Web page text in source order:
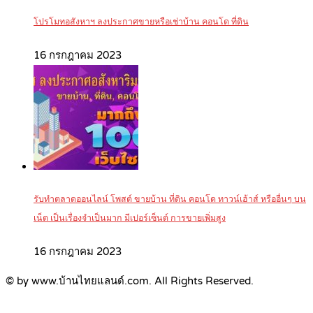
โปรโมทอสังหาฯ ลงประกาศขายหรือเช่าบ้าน คอนโด ที่ดิน
16 กรกฎาคม 2023
รับทำตลาดออนไลน์ โพสต์ ขายบ้าน ที่ดิน คอนโด ทาวน์เฮ้าส์ หรืออื่นๆ บน
เน็ต เป็นเรื่องจำเป็นมาก มีเปอร์เซ็นต์ การขายเพิ่มสูง
16 กรกฎาคม 2023
© by www.บ้านไทยแลนด์.com. All Rights Reserved.